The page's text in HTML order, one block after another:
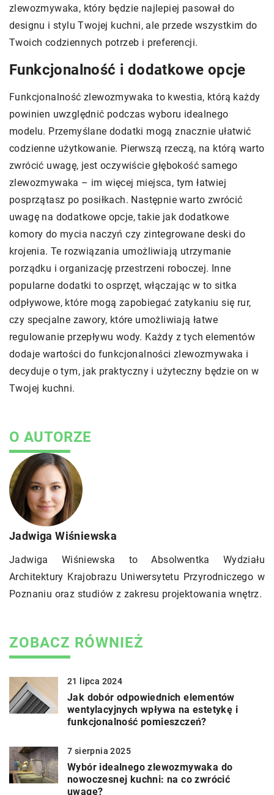
zlewozmywaka, który będzie najlepiej pasował do
designu i stylu Twojej kuchni, ale przede wszystkim do
Twoich codziennych potrzeb i preferencji.
Funkcjonalność i dodatkowe opcje
Funkcjonalność zlewozmywaka to kwestia, którą każdy
powinien uwzględnić podczas wyboru idealnego
modelu. Przemyślane dodatki mogą znacznie ułatwić
codzienne użytkowanie. Pierwszą rzeczą, na którą warto
zwrócić uwagę, jest oczywiście głębokość samego
zlewozmywaka – im więcej miejsca, tym łatwiej
posprzątasz po posiłkach. Następnie warto zwrócić
uwagę na dodatkowe opcje, takie jak dodatkowe
komory do mycia naczyń czy zintegrowane deski do
krojenia. Te rozwiązania umożliwiają utrzymanie
porządku i organizację przestrzeni roboczej. Inne
popularne dodatki to osprzęt, włączając w to sitka
odpływowe, które mogą zapobiegać zatykaniu się rur,
czy specjalne zawory, które umożliwiają łatwe
regulowanie przepływu wody. Każdy z tych elementów
dodaje wartości do funkcjonalności zlewozmywaka i
decyduje o tym, jak praktyczny i użyteczny będzie on w
Twojej kuchni.
O AUTORZE
Jadwiga Wiśniewska
Jadwiga Wiśniewska to Absolwentka Wydziału
Architektury Krajobrazu Uniwersytetu Przyrodniczego w
Poznaniu oraz studiów z zakresu projektowania wnętrz.
ZOBACZ RÓWNIEŻ
21 lipca 2024
Jak dobór odpowiednich elementów
wentylacyjnych wpływa na estetykę i
funkcjonalność pomieszczeń?
7 sierpnia 2025
Wybór idealnego zlewozmywaka do
nowoczesnej kuchni: na co zwrócić
uwagę?